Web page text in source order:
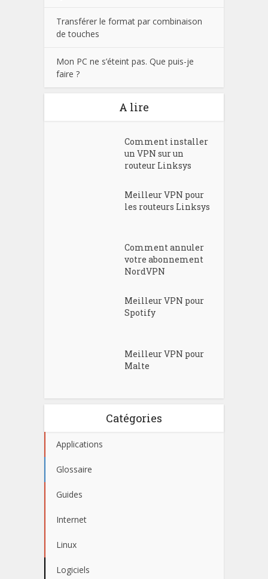
Transférer le format par combinaison
de touches
Mon PC ne s’éteint pas. Que puis-je
faire ?
A lire
Comment installer
un VPN sur un
routeur Linksys
Meilleur VPN pour
les routeurs Linksys
Comment annuler
votre abonnement
NordVPN
Meilleur VPN pour
Spotify
Meilleur VPN pour
Malte
Catégories
Applications
Glossaire
Guides
Internet
Linux
Logiciels